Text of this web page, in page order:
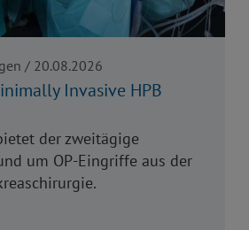
/ 20.08.2026
Invasive HPB
der zweitägige
um OP-Eingriffe aus der